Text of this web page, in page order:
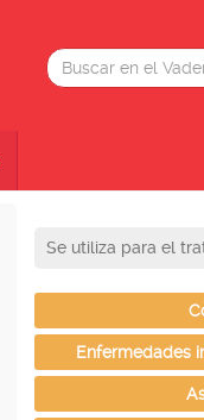
Se utiliza para el
Enfermedades